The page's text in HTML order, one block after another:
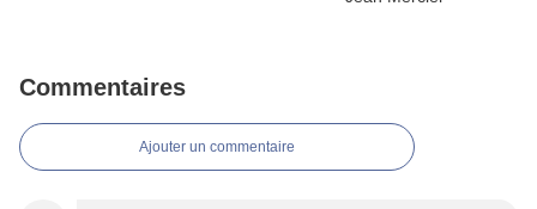
Commentaires
Ajouter un commentaire